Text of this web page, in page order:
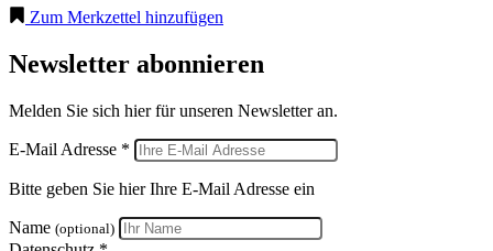
Zum Merkzettel hinzufügen
Newsletter abonnieren
Melden Sie sich hier für unseren Newsletter an.
E-Mail Adresse *
Bitte geben Sie hier Ihre E-Mail Adresse ein
Name (optional)